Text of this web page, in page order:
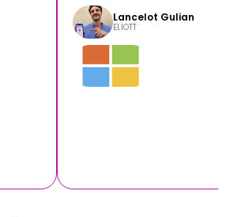
Lancelot Gulian
ELIOTT